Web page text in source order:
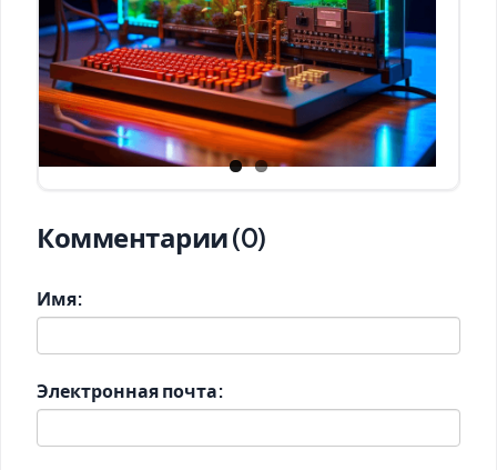
Комментарии (0)
Имя:
Электронная почта: